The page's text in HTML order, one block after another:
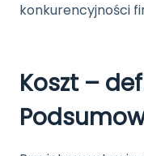
konkurencyjności
Koszt –